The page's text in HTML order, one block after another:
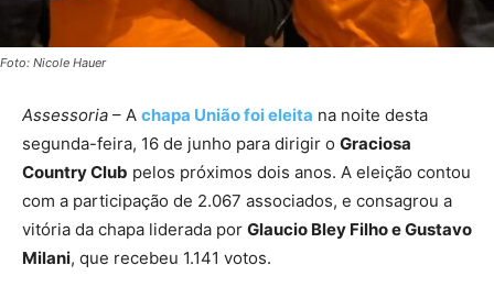
Foto: Nicole Hauer
Assessoria – A chapa União foi eleita na noite desta
segunda-feira, 16 de junho para dirigir o Graciosa
Country Club pelos próximos dois anos. A eleição contou
com a participação de 2.067 associados, e consagrou a
vitória da chapa liderada por Glaucio Bley Filho e Gustavo
Milani, que recebeu 1.141 votos.